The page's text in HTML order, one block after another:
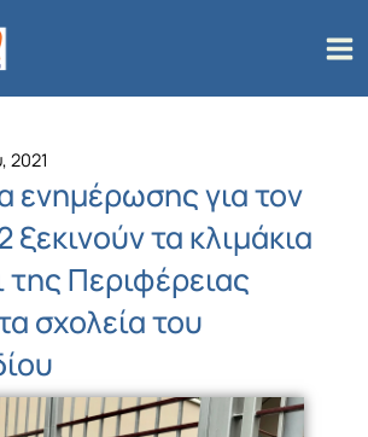
2021
ενημέρωσης για τον
τα κλιμάκια
της Περιφέρειας
σχολεία του